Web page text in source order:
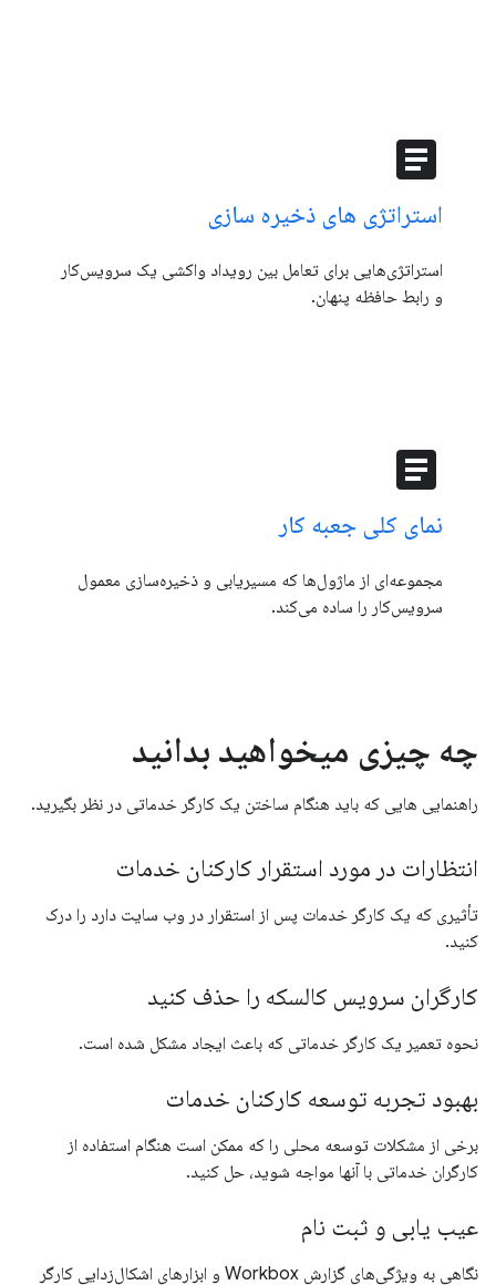
article
استراتژی های ذخیره سازی
استراتژی‌هایی برای تعامل بین رویداد واکشی یک سرویس‌کار
و رابط حافظه پنهان.
article
نمای کلی جعبه کار
مجموعه‌ای از ماژول‌ها که مسیریابی و ذخیره‌سازی معمول
سرویس‌کار را ساده می‌کند.
چه چیزی میخواهید بدانید
راهنمایی هایی که باید هنگام ساختن یک کارگر خدماتی در نظر بگیرید.
انتظارات در مورد استقرار کارکنان خدمات
تأثیری که یک کارگر خدمات پس از استقرار در وب سایت دارد را درک
کنید.
کارگران سرویس کالسکه را حذف کنید
نحوه تعمیر یک کارگر خدماتی که باعث ایجاد مشکل شده است.
بهبود تجربه توسعه کارکنان خدمات
برخی از مشکلات توسعه محلی را که ممکن است هنگام استفاده از
کارگران خدماتی با آنها مواجه شوید، حل کنید.
عیب یابی و ثبت نام
نگاهی به ویژگی‌های گزارش Workbox و ابزارهای اشکال‌زدایی کارگر